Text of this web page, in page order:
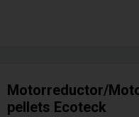
Motorreductor/
pellets Ecoteck